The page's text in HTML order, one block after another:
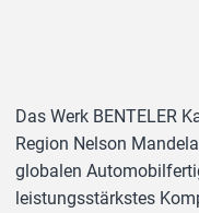
Das Werk BENTELER
Region Nelson
globalen
leistungsstärkstes